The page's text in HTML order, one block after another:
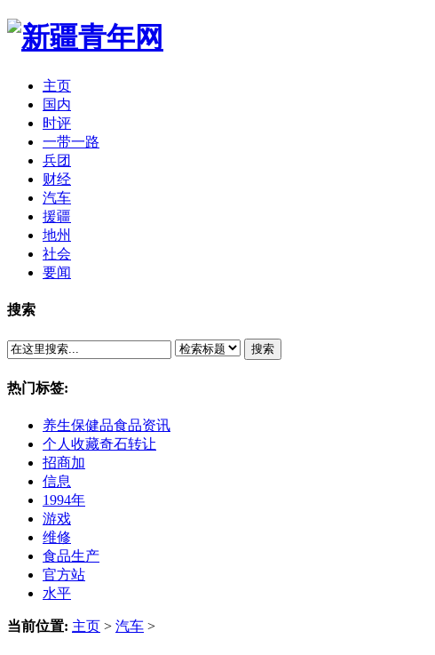
主页
国内
时评
一带一路
兵团
财经
汽车
援疆
地州
社会
要闻
搜索
搜索
热门标签:
养生保健品食品资讯
个人收藏奇石转让
招商加
信息
1994年
游戏
维修
食品生产
官方站
水平
当前位置: 主页 > 汽车 >